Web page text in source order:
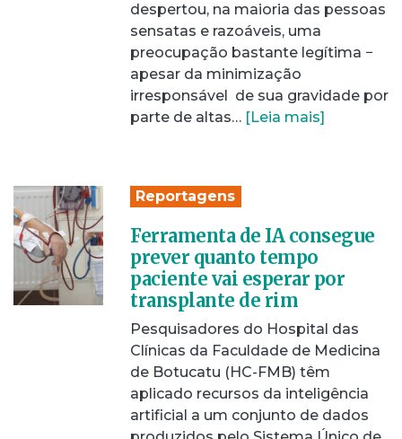
despertou, na maioria das pessoas
sensatas e razoáveis, uma
preocupação bastante legítima −
apesar da minimização
irresponsável de sua gravidade por
parte de altas… [Leia mais]
Reportagens
Ferramenta de IA consegue
prever quanto tempo
paciente vai esperar por
transplante de rim
Pesquisadores do Hospital das
Clínicas da Faculdade de Medicina
de Botucatu (HC-FMB) têm
aplicado recursos da inteligência
artificial a um conjunto de dados